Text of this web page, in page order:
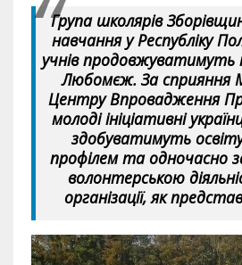
Група школярів
навчання у Республіку
учнів продовжуватимуть
Любомєж. За сприяння
Центру Впровадження
молоді ініціативні
здобуватимуть
профілем та одночасно
волонтерською
організації, як